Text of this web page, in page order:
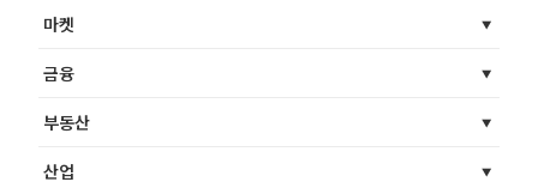
마켓
금융
부동산
산업